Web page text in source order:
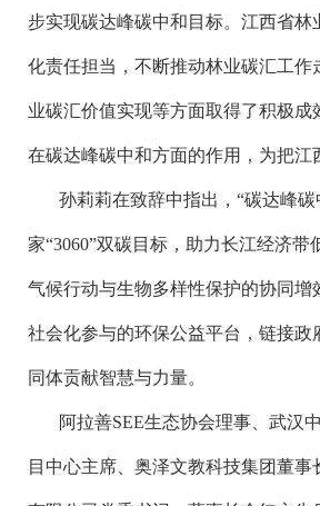
步实现碳达峰碳中和目标。江西省
化责任担当，不断推动林业碳汇工
业碳汇价值实现等方面取得了积极
在碳达峰碳中和方面的作用，为把
孙莉莉在致辞中指出， “碳达峰
家“3060”双碳目标，助力长江经济带
气候行动与生物多样性保护的协同
社会化参与的环保公益平台，链接
同体贡献智慧与力量。
阿拉善SEE生态协会理事、武汉
目中心主席、奥泽文教科技集团董事